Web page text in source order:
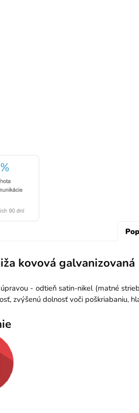
kovová
- odtieň satin-nikel (matné
zvýšenú dolnosť voči poškriabaniu,